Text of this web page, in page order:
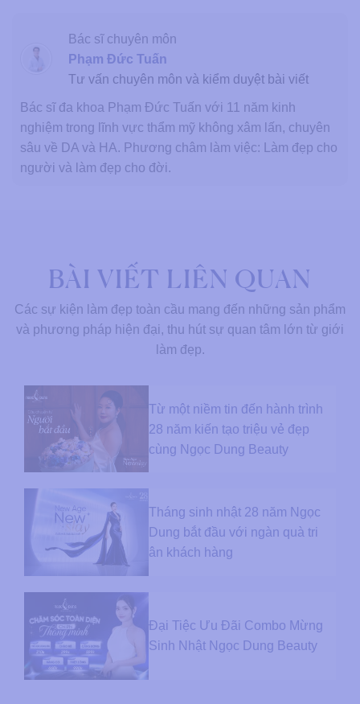
Bác sĩ chuyên môn
Phạm Đức Tuấn
Tư vấn chuyên môn và kiểm duyệt bài viết
Bác sĩ đa khoa Phạm Đức Tuấn với 11 năm kinh
nghiệm trong lĩnh vực thẩm mỹ không xâm lấn, chuyên
sâu về DA và HA. Phương châm làm việc: Làm đẹp cho
người và làm đẹp cho đời.
BÀI VIẾT LIÊN QUAN
Các sự kiện làm đẹp toàn cầu mang đến những sản phẩm
và phương pháp hiện đại, thu hút sự quan tâm lớn từ giới
làm đẹp.
Từ một niềm tin đến hành trình
28 năm kiến tạo triệu vẻ đẹp
cùng Ngọc Dung Beauty
Tháng sinh nhật 28 năm Ngọc
Dung bắt đầu với ngàn quà tri
ân khách hàng
Đại Tiệc Ưu Đãi Combo Mừng
Sinh Nhật Ngọc Dung Beauty